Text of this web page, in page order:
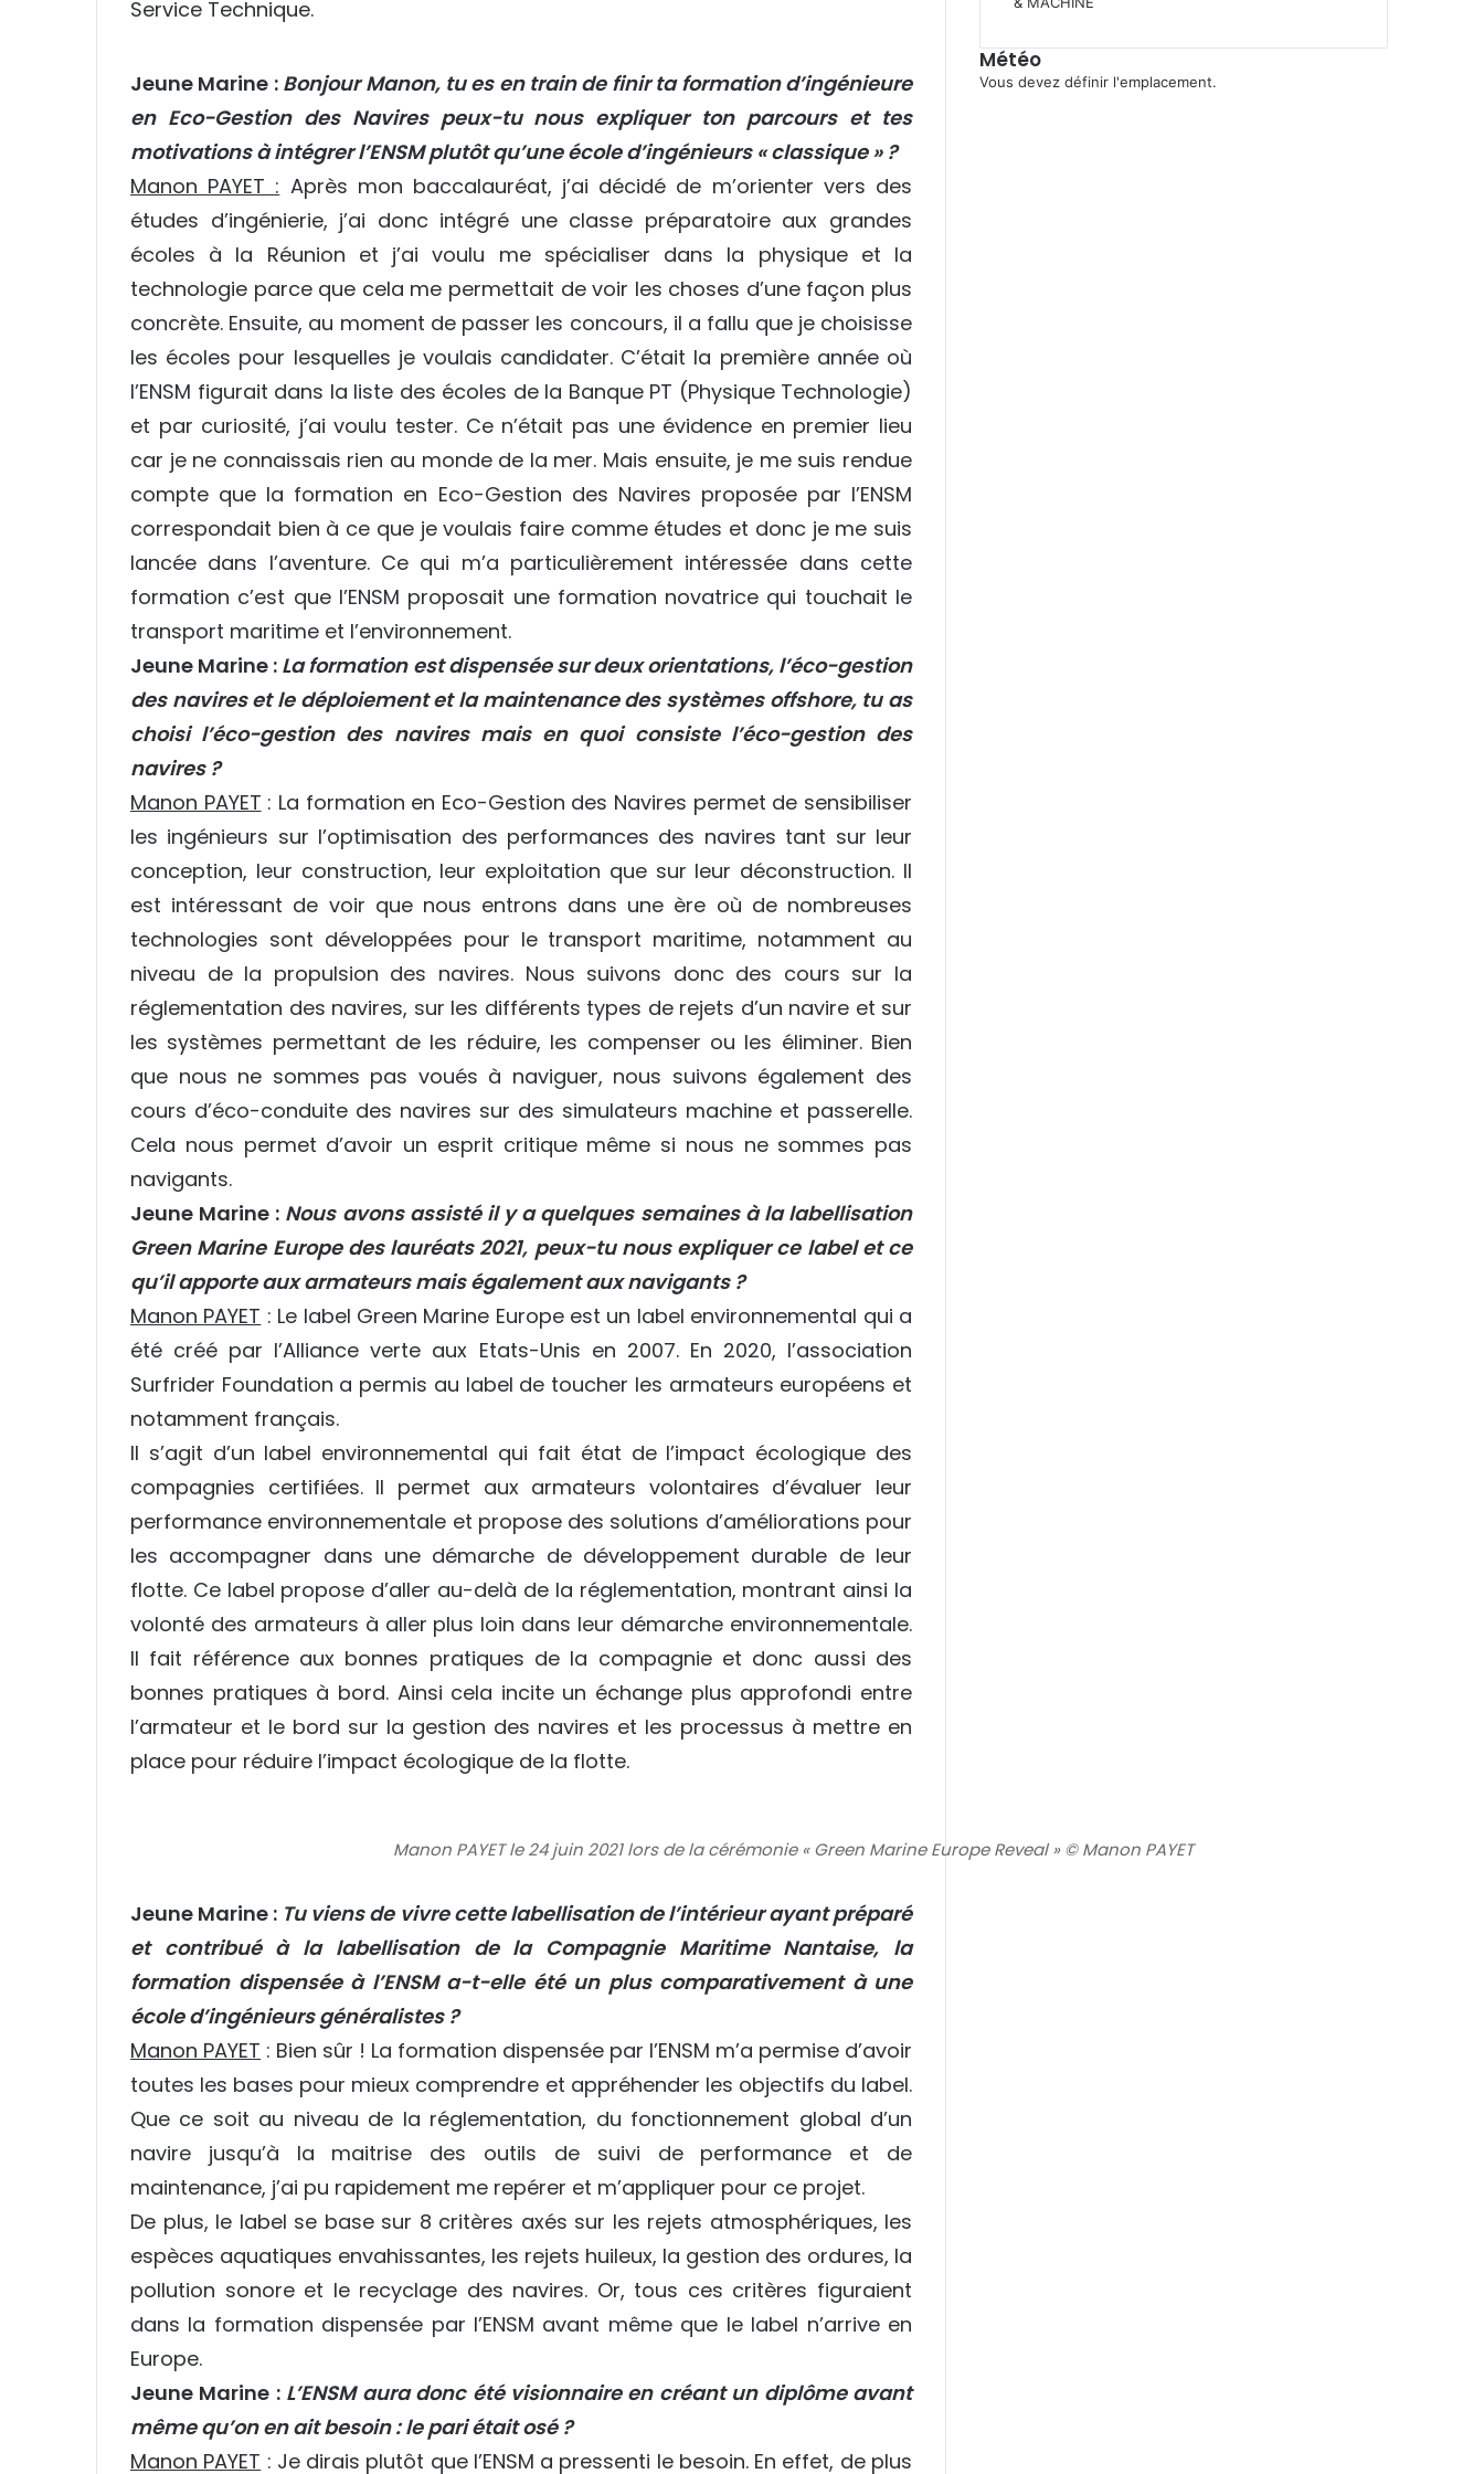
Service Technique.
Jeune Marine :Bonjour Manon, tu es en train de finir ta formation d’ingénieure
en Eco-Gestion des Navires peux-tu nous expliquer ton parcours et tes
motivations à intégrer l’ENSM plutôt qu’une école d’ingénieurs « classique » ?
Manon PAYET : Après mon baccalauréat, j’ai décidé de m’orienter vers des
études d’ingénierie, j’ai donc intégré une classe préparatoire aux grandes
écoles à la Réunion et j’ai voulu me spécialiser dans la physique et la
technologie parce que cela me permettait de voir les choses d’une façon plus
concrète. Ensuite, au moment de passer les concours, il a fallu que je choisisse
les écoles pour lesquelles je voulais candidater. C’était la première année où
l’ENSM figurait dans la liste des écoles de la Banque PT (Physique Technologie)
et par curiosité, j’ai voulu tester. Ce n’était pas une évidence en premier lieu
car je ne connaissais rien au monde de la mer. Mais ensuite, je me suis rendue
compte que la formation en Eco-Gestion des Navires proposée par l’ENSM
correspondait bien à ce que je voulais faire comme études et donc je me suis
lancée dans l’aventure. Ce qui m’a particulièrement intéressée dans cette
formation c’est que l’ENSM proposait une formation novatrice qui touchait le
transport maritime et l’environnement.
Jeune Marine : La formation est dispensée sur deux orientations, l’éco-gestion
des navires et le déploiement et la maintenance des systèmes offshore, tu as
choisi l’éco-gestion des navires mais en quoi consiste l’éco-gestion des
navires ?
Manon PAYET : La formation en Eco-Gestion des Navires permet de sensibiliser
les ingénieurs sur l’optimisation des performances des navires tant sur leur
conception, leur construction, leur exploitation que sur leur déconstruction. Il
est intéressant de voir que nous entrons dans une ère où de nombreuses
technologies sont développées pour le transport maritime, notamment au
niveau de la propulsion des navires. Nous suivons donc des cours sur la
réglementation des navires, sur les différents types de rejets d’un navire et sur
les systèmes permettant de les réduire, les compenser ou les éliminer. Bien
que nous ne sommes pas voués à naviguer, nous suivons également des
cours d’éco-conduite des navires sur des simulateurs machine et passerelle.
Cela nous permet d’avoir un esprit critique même si nous ne sommes pas
navigants.
Jeune Marine : Nous avons assisté il y a quelques semaines à la labellisation
Green Marine Europe des lauréats 2021, peux-tu nous expliquer ce label et ce
qu’il apporte aux armateurs mais également aux navigants ?
Manon PAYET : Le label Green Marine Europe est un label environnemental qui a
été créé par l’Alliance verte aux Etats-Unis en 2007. En 2020, l’association
Surfrider Foundation a permis au label de toucher les armateurs européens et
notamment français.
Il s’agit d’un label environnemental qui fait état de l’impact écologique des
compagnies certifiées. Il permet aux armateurs volontaires d’évaluer leur
performance environnementale et propose des solutions d’améliorations pour
les accompagner dans une démarche de développement durable de leur
flotte. Ce label propose d’aller au-delà de la réglementation, montrant ainsi la
volonté des armateurs à aller plus loin dans leur démarche environnementale.
Il fait référence aux bonnes pratiques de la compagnie et donc aussi des
bonnes pratiques à bord. Ainsi cela incite un échange plus approfondi entre
l’armateur et le bord sur la gestion des navires et les processus à mettre en
place pour réduire l’impact écologique de la flotte.
Manon PAYET le 24 juin 2021 lors de la cérémonie « Green Marine Europe Reveal » © Manon PAYET
Jeune Marine : Tu viens de vivre cette labellisation de l’intérieur ayant préparé
et contribué à la labellisation de la Compagnie Maritime Nantaise, la
formation dispensée à l’ENSM a-t-elle été un plus comparativement à une
école d’ingénieurs généralistes ?
Manon PAYET : Bien sûr ! La formation dispensée par l’ENSM m’a permise d’avoir
toutes les bases pour mieux comprendre et appréhender les objectifs du label.
Que ce soit au niveau de la réglementation, du fonctionnement global d’un
navire jusqu’à la maitrise des outils de suivi de performance et de
maintenance, j’ai pu rapidement me repérer et m’appliquer pour ce projet.
De plus, le label se base sur 8 critères axés sur les rejets atmosphériques, les
espèces aquatiques envahissantes, les rejets huileux, la gestion des ordures, la
pollution sonore et le recyclage des navires. Or, tous ces critères figuraient
dans la formation dispensée par l’ENSM avant même que le label n’arrive en
Europe.
Jeune Marine : L’ENSM aura donc été visionnaire en créant un diplôme avant
même qu’on en ait besoin : le pari était osé ?
Manon PAYET : Je dirais plutôt que l’ENSM a pressenti le besoin. En effet, de plus
Météo
Vous devez définir l'emplacement.